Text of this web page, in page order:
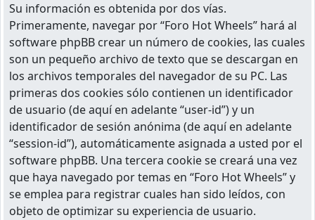
Su información es obtenida por dos vías.
Primeramente, navegar por “Foro Hot Wheels” hará al
software phpBB crear un número de cookies, las cuales
son un pequeño archivo de texto que se descargan en
los archivos temporales del navegador de su PC. Las
primeras dos cookies sólo contienen un identificador
de usuario (de aquí en adelante “user-id”) y un
identificador de sesión anónima (de aquí en adelante
“session-id”), automáticamente asignada a usted por el
software phpBB. Una tercera cookie se creará una vez
que haya navegado por temas en “Foro Hot Wheels” y
se emplea para registrar cuales han sido leídos, con
objeto de optimizar su experiencia de usuario.